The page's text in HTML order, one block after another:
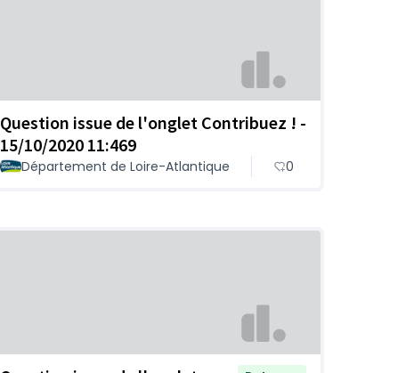
Question issue de l'onglet Contribuez ! -
15/10/2020 11:469
Département de Loire-Atlantique 0